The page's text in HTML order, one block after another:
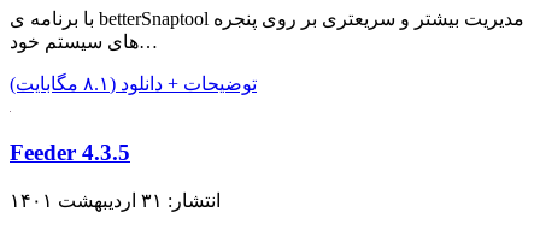
با برنامه ی betterSnaptool مدیریت بیشتر و سریعتری بر روی پنجره
های سیستم خود…
توضیحات + دانلود (۸.۱ مگابایت)
Feeder 4.3.5
انتشار: ۳۱ اردیبهشت ۱۴۰۱